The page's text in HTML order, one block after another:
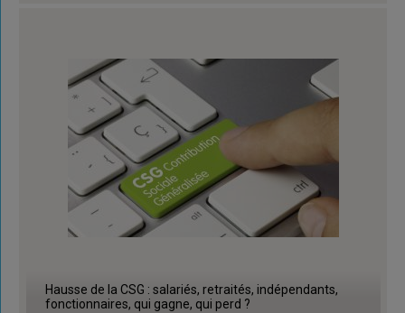
Hausse de la CSG : salariés, retraités, indépendants,
fonctionnaires, qui gagne, qui perd ?